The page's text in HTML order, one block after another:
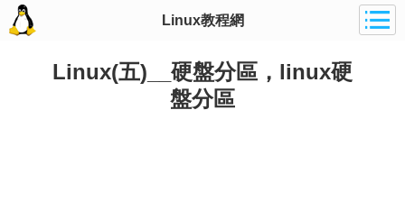
Linux教程網
Linux(五)__硬盤分區，linux硬
盤分區